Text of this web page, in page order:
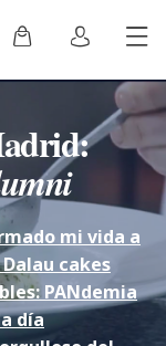
mi vida a
cakes
PANdemia
día